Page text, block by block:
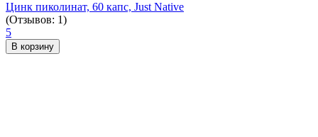
Цинк пиколинат, 60 капс, Just Native
(Отзывов: 1)
5
В корзину